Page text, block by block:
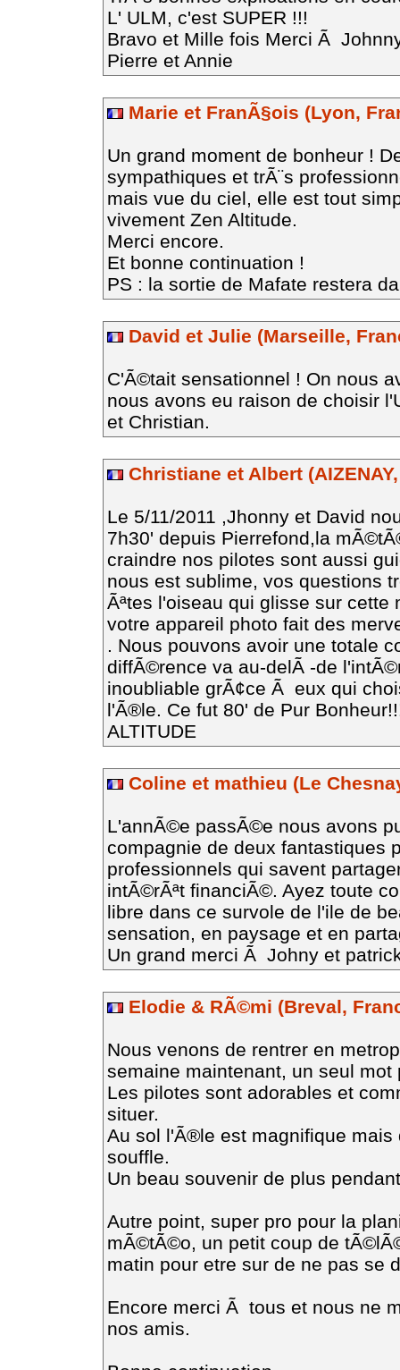
L' ULM, c'est SUPER !!!
Bravo et Mille fois Merci Ã
Pierre et Annie
Marie et FranÃ§ois (Lyon,
Un grand moment de bonheur !
sympathiques et trÃ¨s
mais vue du ciel, elle est tout
vivement Zen Altitude.
Merci encore.
Et bonne continuation !
PS : la sortie de Mafate restera
David et Julie (Marseille,
C'Ã©tait sensationnel ! On nous
nous avons eu raison de choisir
et Christian.
Christiane et Albert
Le 5/11/2011 ,Jhonny et David
7h30' depuis Pierrefond,la
craindre nos pilotes sont aussi
nous est sublime, vos questions
Ãªtes l'oiseau qui glisse sur
votre appareil photo fait des
. Nous pouvons avoir une totale
diffÃ©rence va au-delÃ -de
inoubliable grÃ¢ce Ã eux qui
l'Ã®le. Ce fut 80' de Pur
ALTITUDE
Coline et mathieu (Le
L'annÃ©e passÃ©e nous avons
compagnie de deux fantastiques
professionnels qui savent
intÃ©rÃªt financiÃ©. Ayez toute
libre dans ce survole de l'ile de
sensation, en paysage et en
Un grand merci Ã Johny et
Elodie & RÃ©mi (Breval,
Nous venons de rentrer en
semaine maintenant, un seul
Les pilotes sont adorables et
situer.
Au sol l'Ã®le est magnifique
souffle.
Un beau souvenir de plus
Autre point, super pro pour la
mÃ©tÃ©o, un petit coup de
matin pour etre sur de ne pas se
Encore merci Ã tous et nous ne
nos amis.